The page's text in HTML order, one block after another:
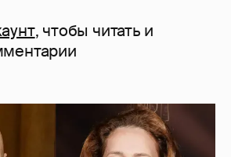
, чтобы читать и